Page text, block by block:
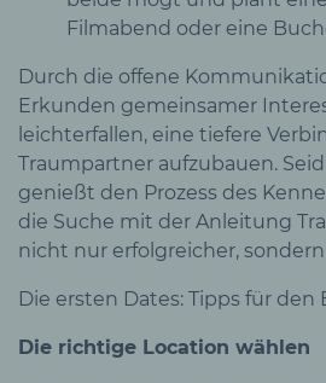
Filmabend oder eine
Durch die offene
Erkunden gemeinsamer
leichterfallen, eine tiefere
Traumpartner aufzubauen.
genießt den Prozess des
die Suche mit der Anleitung
nicht nur erfolgreicher,
Die ersten Dates: Tipps für den
Die richtige Location wählen